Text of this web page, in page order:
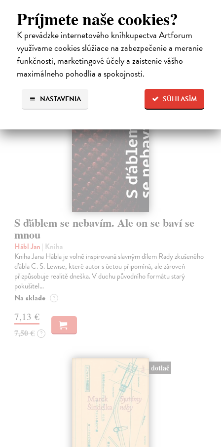
Príjmete naše cookies?
K prevádzke internetového kníhkupectva Artforum
využívame cookies slúžiace na zabezpečenie a meranie
funkčnosti, marketingové účely a zaistenie vášho
maximálneho pohodlia a spokojnosti.
SÚHLASÍM
NASTAVENIA
Kareninové. Vydávání Kunderových románů v českém jazyce se
uzavírá.
Na sklade ?
14,73 €
15,50 € ?
S ďáblem se nebavím. Ale on se baví se
mnou
Hábl Jan | Kniha
Kniha Jana Hábla je volně inspirovaná slavným dílem Rady zkušeného
ďábla C. S. Lewise, které autor s úctou připomíná, ale zároveň
přizpůsobuje realitě dneška. V duchu původního formátu starý
pokušitel…
Na sklade ?
7,13 €
7,50 € ?
dotlač